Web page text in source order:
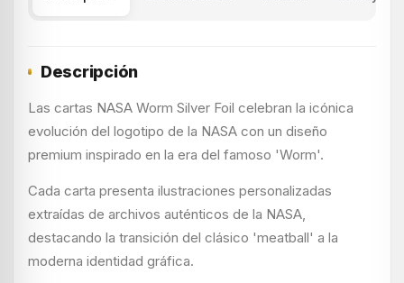
Descripción
Las cartas NASA Worm Silver Foil celebran la icónica
evolución del logotipo de la NASA con un diseño
premium inspirado en la era del famoso 'Worm'.
Cada carta presenta ilustraciones personalizadas
extraídas de archivos auténticos de la NASA,
destacando la transición del clásico 'meatball' a la
moderna identidad gráfica.